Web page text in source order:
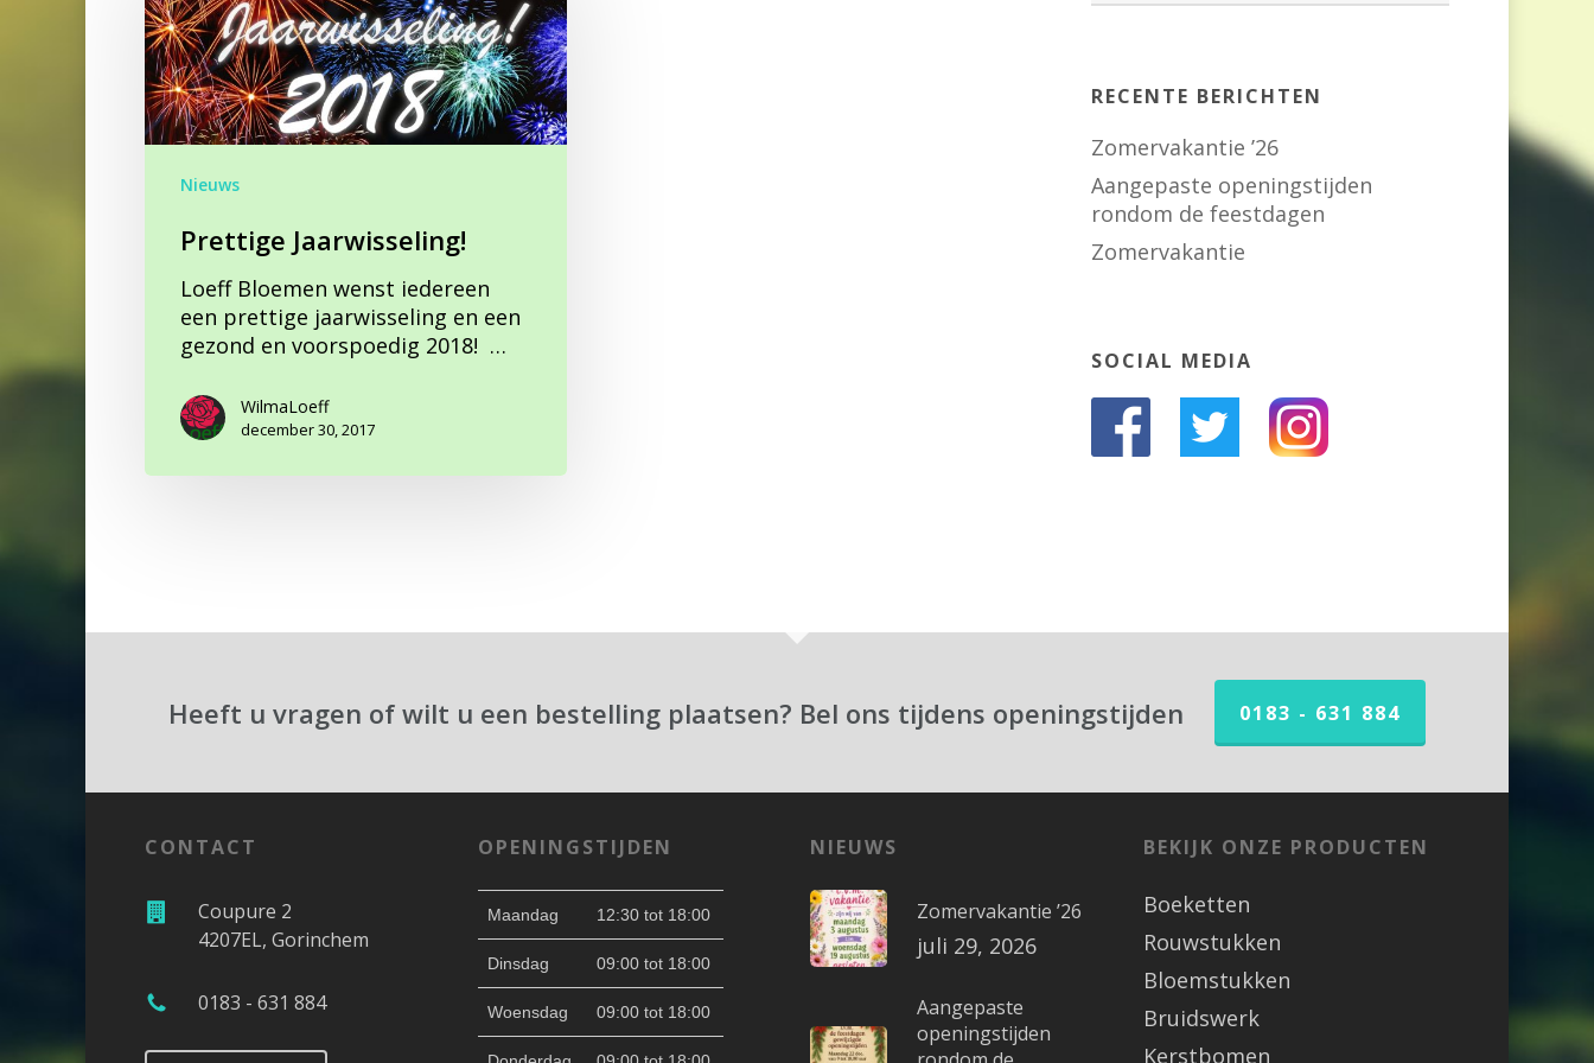
Nieuws
Prettige Jaarwisseling!
Loeff Bloemen wenst iedereen
een prettige jaarwisseling en een
gezond en voorspoedig 2018! ‍‍‍‍‍‍ ‍‍…
WilmaLoeff
december 30, 2017
RECENTE BERICHTEN
Zomervakantie ’26
Aangepaste openingstijden
rondom de feestdagen
Zomervakantie
SOCIAL MEDIA
Heeft u vragen of wilt u een bestelling plaatsen? Bel ons tijdens openingstijden 0183 - 631 884
CONTACT
Coupure 2
4207EL, Gorinchem
0183 - 631 884
OPENINGSTIJDEN
Maandag 12:30 tot 18:00
Dinsdag 09:00 tot 18:00
Woensdag 09:00 tot 18:00
NIEUWS
Zomervakantie ’26
juli 29, 2026
Aangepaste
openingstijden
BEKIJK ONZE PRODUCTEN
Boeketten
Rouwstukken
Bloemstukken
Bruidswerk
Kerstbomen